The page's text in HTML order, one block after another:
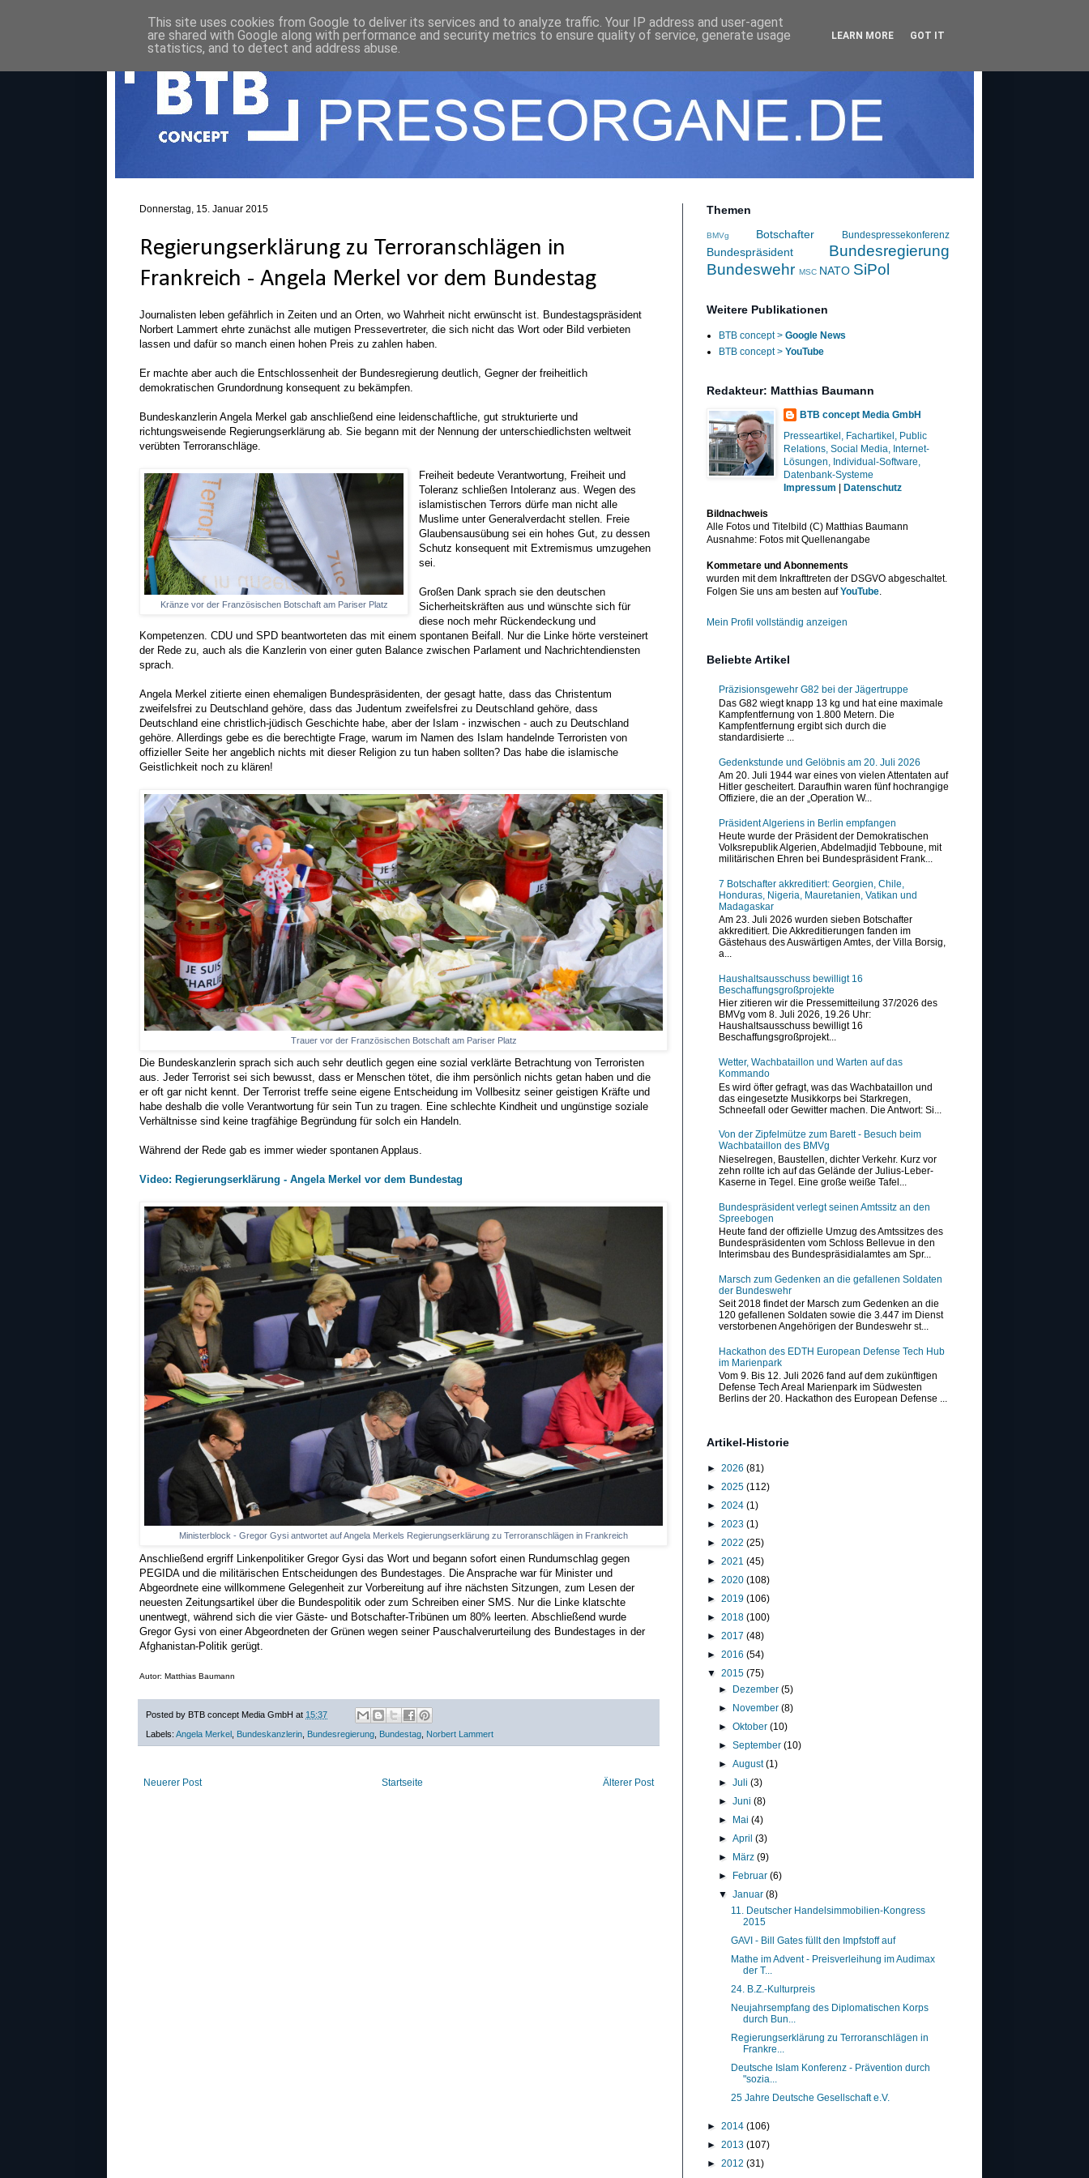
Donnerstag, 15. Januar 2015
Regierungserklärung zu Terroranschlägen in
Frankreich - Angela Merkel vor dem Bundestag
Journalisten leben gefährlich in Zeiten und an Orten, wo Wahrheit nicht erwünscht ist. Bundestagspräsident
Norbert Lammert ehrte zunächst alle mutigen Pressevertreter, die sich nicht das Wort oder Bild verbieten
lassen und dafür so manch einen hohen Preis zu zahlen haben.
Er machte aber auch die Entschlossenheit der Bundesregierung deutlich, Gegner der freiheitlich
demokratischen Grundordnung konsequent zu bekämpfen.
Bundeskanzlerin Angela Merkel gab anschließend eine leidenschaftliche, gut strukturierte und
richtungsweisende Regierungserklärung ab. Sie begann mit der Nennung der unterschiedlichsten weltweit
verübten Terroranschläge.
Kränze vor der Französischen Botschaft am Pariser Platz
Freiheit bedeute Verantwortung, Freiheit und
Toleranz schließen Intoleranz aus. Wegen des
islamistischen Terrors dürfe man nicht alle
Muslime unter Generalverdacht stellen. Freie
Glaubensausübung sei ein hohes Gut, zu dessen
Schutz konsequent mit Extremismus umzugehen
sei.
Großen Dank sprach sie den deutschen
Sicherheitskräften aus und wünschte sich für
diese noch mehr Rückendeckung und
Kompetenzen. CDU und SPD beantworteten das mit einem spontanen Beifall. Nur die Linke hörte versteinert
der Rede zu, auch als die Kanzlerin von einer guten Balance zwischen Parlament und Nachrichtendiensten
sprach.
Angela Merkel zitierte einen ehemaligen Bundespräsidenten, der gesagt hatte, dass das Christentum
zweifelsfrei zu Deutschland gehöre, dass das Judentum zweifelsfrei zu Deutschland gehöre, dass
Deutschland eine christlich-jüdisch Geschichte habe, aber der Islam - inzwischen - auch zu Deutschland
gehöre. Allerdings gebe es die berechtigte Frage, warum im Namen des Islam handelnde Terroristen von
offizieller Seite her angeblich nichts mit dieser Religion zu tun haben sollten? Das habe die islamische
Geistlichkeit noch zu klären!
Trauer vor der Französischen Botschaft am Pariser Platz
Die Bundeskanzlerin sprach sich auch sehr deutlich gegen eine sozial verklärte Betrachtung von Terroristen
aus. Jeder Terrorist sei sich bewusst, dass er Menschen tötet, die ihm persönlich nichts getan haben und die
er oft gar nicht kennt. Der Terrorist treffe seine eigene Entscheidung im Vollbesitz seiner geistigen Kräfte und
habe deshalb die volle Verantwortung für sein Tun zu tragen. Eine schlechte Kindheit und ungünstige soziale
Verhältnisse sind keine tragfähige Begründung für solch ein Handeln.
Während der Rede gab es immer wieder spontanen Applaus.
Video: Regierungserklärung - Angela Merkel vor dem Bundestag
Ministerblock - Gregor Gysi antwortet auf Angela Merkels Regierungserklärung zu Terroranschlägen in Frankreich
Anschließend ergriff Linkenpolitiker Gregor Gysi das Wort und begann sofort einen Rundumschlag gegen
PEGIDA und die militärischen Entscheidungen des Bundestages. Die Ansprache war für Minister und
Abgeordnete eine willkommene Gelegenheit zur Vorbereitung auf ihre nächsten Sitzungen, zum Lesen der
neuesten Zeitungsartikel über die Bundespolitik oder zum Schreiben einer SMS. Nur die Linke klatschte
unentwegt, während sich die vier Gäste- und Botschafter-Tribünen um 80% leerten. Abschließend wurde
Gregor Gysi von einer Abgeordneten der Grünen wegen seiner Pauschalverurteilung des Bundestages in der
Afghanistan-Politik gerügt.
Autor: Matthias Baumann
Posted by BTB concept Media GmbH at 15:37
Labels: Angela Merkel Bundeskanzlerin Bundesregierung Bundestag Norbert Lammert
Neuerer Post Älterer Post
Startseite
Themen
BMVg Botschafter Bundespressekonferenz
Bundespräsident
Bundesregierung
Bundeswehr MSC NATO SiPol
Weitere Publikationen
BTB concept > Google News
BTB concept > YouTube
Redakteur: Matthias Baumann
BTB concept Media GmbH
Presseartikel, Fachartikel, Public
Relations, Social Media, Internet-
Lösungen, Individual-Software,
Datenbank-Systeme
Impressum
Datenschutz
Bildnachweis
Alle Fotos und Titelbild (C) Matthias Baumann
Ausnahme: Fotos mit Quellenangabe
Kommetare und Abonnements
wurden mit dem Inkrafttreten der DSGVO abgeschaltet.
Folgen Sie uns am besten aufYouTube.
Mein Profil vollständig anzeigen
Beliebte Artikel
Präzisionsgewehr G82 bei der Jägertruppe
Das G82 wiegt knapp 13 kg und hat eine maximale
Kampfentfernung von 1.800 Metern. Die
Kampfentfernung ergibt sich durch die
standardisierte ...
Gedenkstunde und Gelöbnis am 20. Juli 2026
Am 20. Juli 1944 war eines von vielen Attentaten auf
Hitler gescheitert. Daraufhin waren fünf hochrangige
Offiziere, die an der „Operation W...
Präsident Algeriens in Berlin empfangen
Heute wurde der Präsident der Demokratischen
Volksrepublik Algerien, Abdelmadjid Tebboune, mit
militärischen Ehren bei Bundespräsident Frank...
7 Botschafter akkreditiert: Georgien, Chile,
Honduras, Nigeria, Mauretanien, Vatikan und
Madagaskar
Am 23. Juli 2026 wurden sieben Botschafter
akkreditiert. Die Akkreditierungen fanden im
Gästehaus des Auswärtigen Amtes, der Villa Borsig,
a...
Haushaltsausschuss bewilligt 16
Beschaffungsgroßprojekte
Hier zitieren wir die Pressemitteilung 37/2026 des
BMVg vom 8. Juli 2026, 19.26 Uhr:
Haushaltsausschuss bewilligt 16
Beschaffungsgroßprojekt...
Wetter, Wachbataillon und Warten auf das
Kommando
Es wird öfter gefragt, was das Wachbataillon und
das eingesetzte Musikkorps bei Starkregen,
Schneefall oder Gewitter machen. Die Antwort: Si...
Von der Zipfelmütze zum Barett - Besuch beim
Wachbataillon des BMVg
Nieselregen, Baustellen, dichter Verkehr. Kurz vor
zehn rollte ich auf das Gelände der Julius-Leber-
Kaserne in Tegel. Eine große weiße Tafel...
Bundespräsident verlegt seinen Amtssitz an den
Spreebogen
Heute fand der offizielle Umzug des Amtssitzes des
Bundespräsidenten vom Schloss Bellevue in den
Interimsbau des Bundespräsidialamtes am Spr...
Marsch zum Gedenken an die gefallenen Soldaten
der Bundeswehr
Seit 2018 findet der Marsch zum Gedenken an die
120 gefallenen Soldaten sowie die 3.447 im Dienst
verstorbenen Angehörigen der Bundeswehr st...
Hackathon des EDTH European Defense Tech Hub
im Marienpark
Vom 9. Bis 12. Juli 2026 fand auf dem zukünftigen
Defense Tech Areal Marienpark im Südwesten
Berlins der 20. Hackathon des European Defense ...
Artikel-Historie
► 2026 (81)
► 2025 (112)
► 2024 (1)
► 2023 (1)
► 2022 (25)
► 2021 (45)
► 2020 (108)
► 2019 (106)
► 2018 (100)
► 2017 (48)
► 2016 (54)
▼ 2015 (75)
► Dezember(5)
► November(8)
►Oktober(10)
►September(10)
►August(1)
►Juli(3)
►Juni(8)
► Mai(4)
►April(3)
► März(9)
► Februar(6)
▼Januar(8)
11. Deutscher Handelsimmobilien-Kongress
2015
GAVI - Bill Gates füllt den Impfstoff auf
Mathe im Advent - Preisverleihung im Audimax
der T...
24. B.Z.-Kulturpreis
Neujahrsempfang des Diplomatischen Korps
durch Bun...
Regierungserklärung zu Terroranschlägen in
Frankre...
Deutsche Islam Konferenz - Prävention durch
"sozia...
25 Jahre Deutsche Gesellschaft e.V.
► 2014 (106)
► 2013 (107)
► 2012 (31)
This site uses cookies from Google to deliver its services and to analyze traffic. Your IP address and user-agent
are shared with Google along with performance and security metrics to ensure quality of service, generate usage
statistics, and to detect and address abuse.
LEARN MORE GOT IT